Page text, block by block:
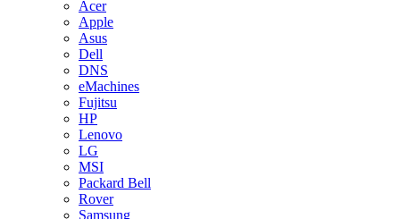
Acer
Apple
Asus
Dell
DNS
eMachines
Fujitsu
HP
Lenovo
LG
MSI
Packard Bell
Rover
Samsung